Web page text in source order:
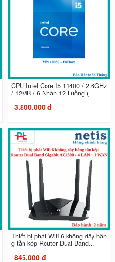
CPU Intel Core I5 11400 / 2.6GHz
/ 12MB / 6 Nhân 12 Luồng (...
3.800.000 đ
Thiết bị phát Wifi 6 không dây băn
g tần kép Router Dual Band...
845.000 đ